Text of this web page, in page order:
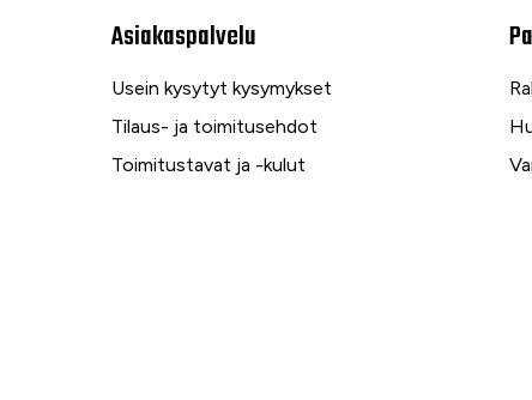
Asiakaspalvelu
Usein kysytyt kysymykset
Tilaus- ja toimitusehdot
Toimitustavat ja -kulut